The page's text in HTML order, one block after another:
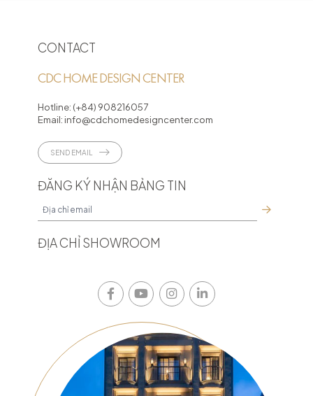
CONTACT
CDC HOME DESIGN CENTER
Hotline: (+84) 908216057
Email: info@cdchomedesigncenter.com
SEND EMAIL
ĐĂNG KÝ NHẬN BẢNG TIN
ĐỊA CHỈ SHOWROOM